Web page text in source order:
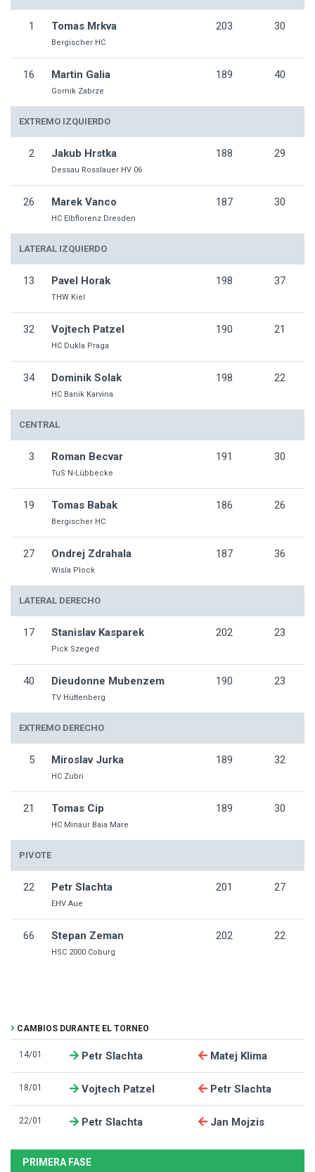
1 Tomas Mrkva
Bergischer HC
203 30
16 Martin Galia
Gornik Zabrze
189 40
EXTREMO IZQUIERDO
2 Jakub Hrstka
Dessau Rosslauer HV 06
188 29
26 Marek Vanco
HC Elbflorenz Dresden
187 30
LATERAL IZQUIERDO
13 Pavel Horak
THW Kiel
198 37
32 Vojtech Patzel
HC Dukla Praga
190 21
34 Dominik Solak
HC Banik Karvina
198 22
CENTRAL
3 Roman Becvar
TuS N-Lübbecke
191 30
19 Tomas Babak
Bergischer HC
186 26
27 Ondrej Zdrahala
Wisla Plock
187 36
LATERAL DERECHO
17 Stanislav Kasparek
Pick Szeged
202 23
40 Dieudonne Mubenzem
TV Hüttenberg
190 23
EXTREMO DERECHO
5 Miroslav Jurka
HC Zubri
189 32
21 Tomas Cip
HC Minaur Baia Mare
189 30
PIVOTE
22 Petr Slachta
EHV Aue
201 27
66 Stepan Zeman
HSC 2000 Coburg
202 22
CAMBIOS DURANTE EL TORNEO
14/01 Petr Slachta Matej Klima
18/01 Vojtech Patzel Petr Slachta
22/01 Petr Slachta Jan Mojzis
PRIMERA FASE